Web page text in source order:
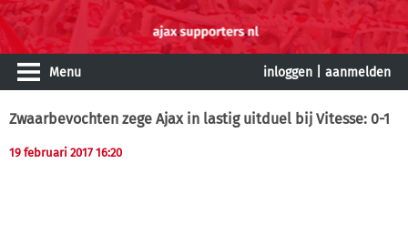
Menu inloggen aanmelden
Zwaarbevochten zege Ajax in lastig uitduel bij Vitesse: 0-1
19 februari 2017 16:20